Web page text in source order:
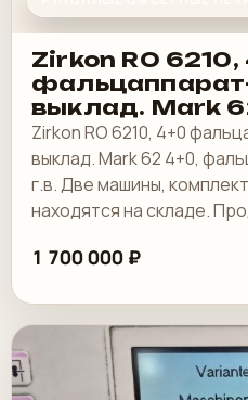
Zirkon RO 6210,
выклад. Мark
фальцвыклад
выклад
Zirkon RO 6210, 4+0
выклад. Мark 62 4+0,
г.в. Две машины,
находятся на складе.
1 700 000 ₽